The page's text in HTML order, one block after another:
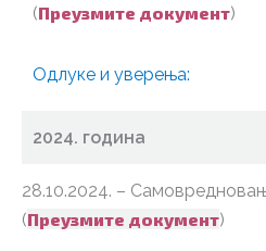
(Преузмите документ)
Одлуке и уверења:
2024. година
28.10.2024. –
(Преузмите документ)